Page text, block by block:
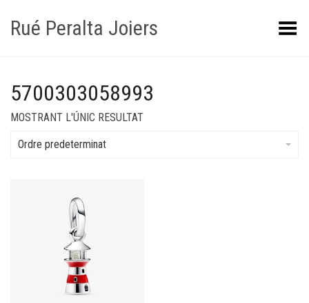
Rué Peralta Joiers Obrir/tancar el menú
5700303058993
MOSTRANT L'ÚNIC RESULTAT
Ordre predeterminat